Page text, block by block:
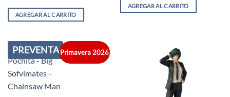
AGREGAR AL CARRITO
AGREGAR AL CARRITO
PREVENTA Primavera 2026